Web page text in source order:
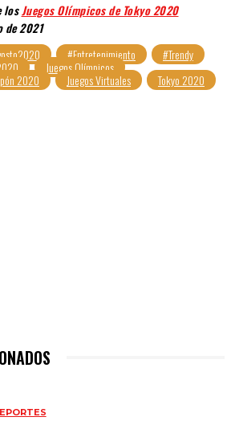
losJuegos Olímpicos de Tokyo 2020
de 2021
#Entretenimiento #Trendy
Juegos Olímpicos
2020 Juegos Virtuales Tokyo 2020